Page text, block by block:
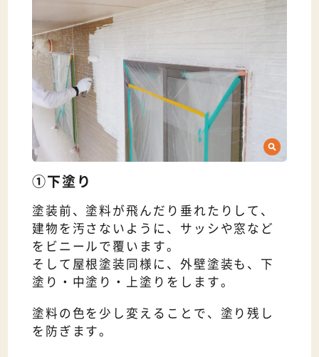
①下塗り
塗装前、塗料が飛んだり垂れたりして、
建物を汚さないように、サッシや窓など
をビニールで覆います。
そして屋根塗装同様に、外壁塗装も、下
塗り・中塗り・上塗りをします。
塗料の色を少し変えることで、塗り残し
を防ぎます。